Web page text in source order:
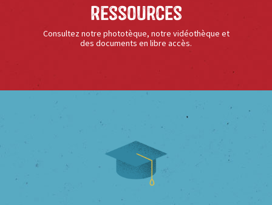
Ressources
Consultez notre phototèque, notre vidéothèque et
des documents en libre accès.